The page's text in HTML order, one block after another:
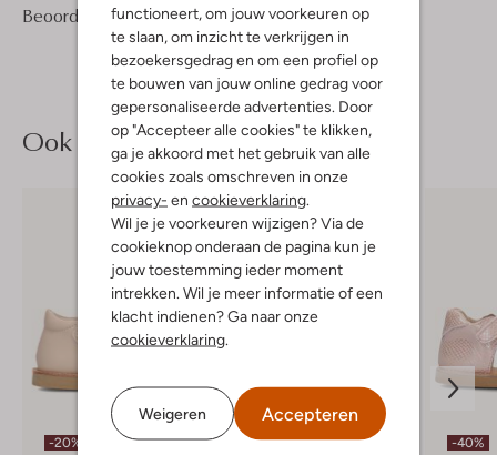
functioneert, om jouw voorkeuren op
te slaan, om inzicht te verkrijgen in
bezoekersgedrag en om een profiel op
te bouwen van jouw online gedrag voor
gepersonaliseerde advertenties. Door
op "Accepteer alle cookies" te klikken,
ga je akkoord met het gebruik van alle
cookies zoals omschreven in onze
privacy- en cookieverklaring.
Wil je je voorkeuren wijzigen? Via de
cookieknop onderaan de pagina kun je
jouw toestemming ieder moment
intrekken. Wil je meer informatie of een
klacht indienen? Ga naar onze
cookieverklaring.
Weigeren Accepteren
Beoordelingen (4) 5/5
4
5
Sterren
Ook iets voor jou?
-20% -40% -40%